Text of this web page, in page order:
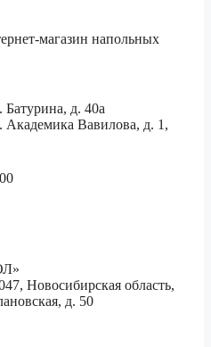
магазин напольных
Батурина, д. 40а
Академика Вавилова, д. 1,
Новосибирская область,
д. 50